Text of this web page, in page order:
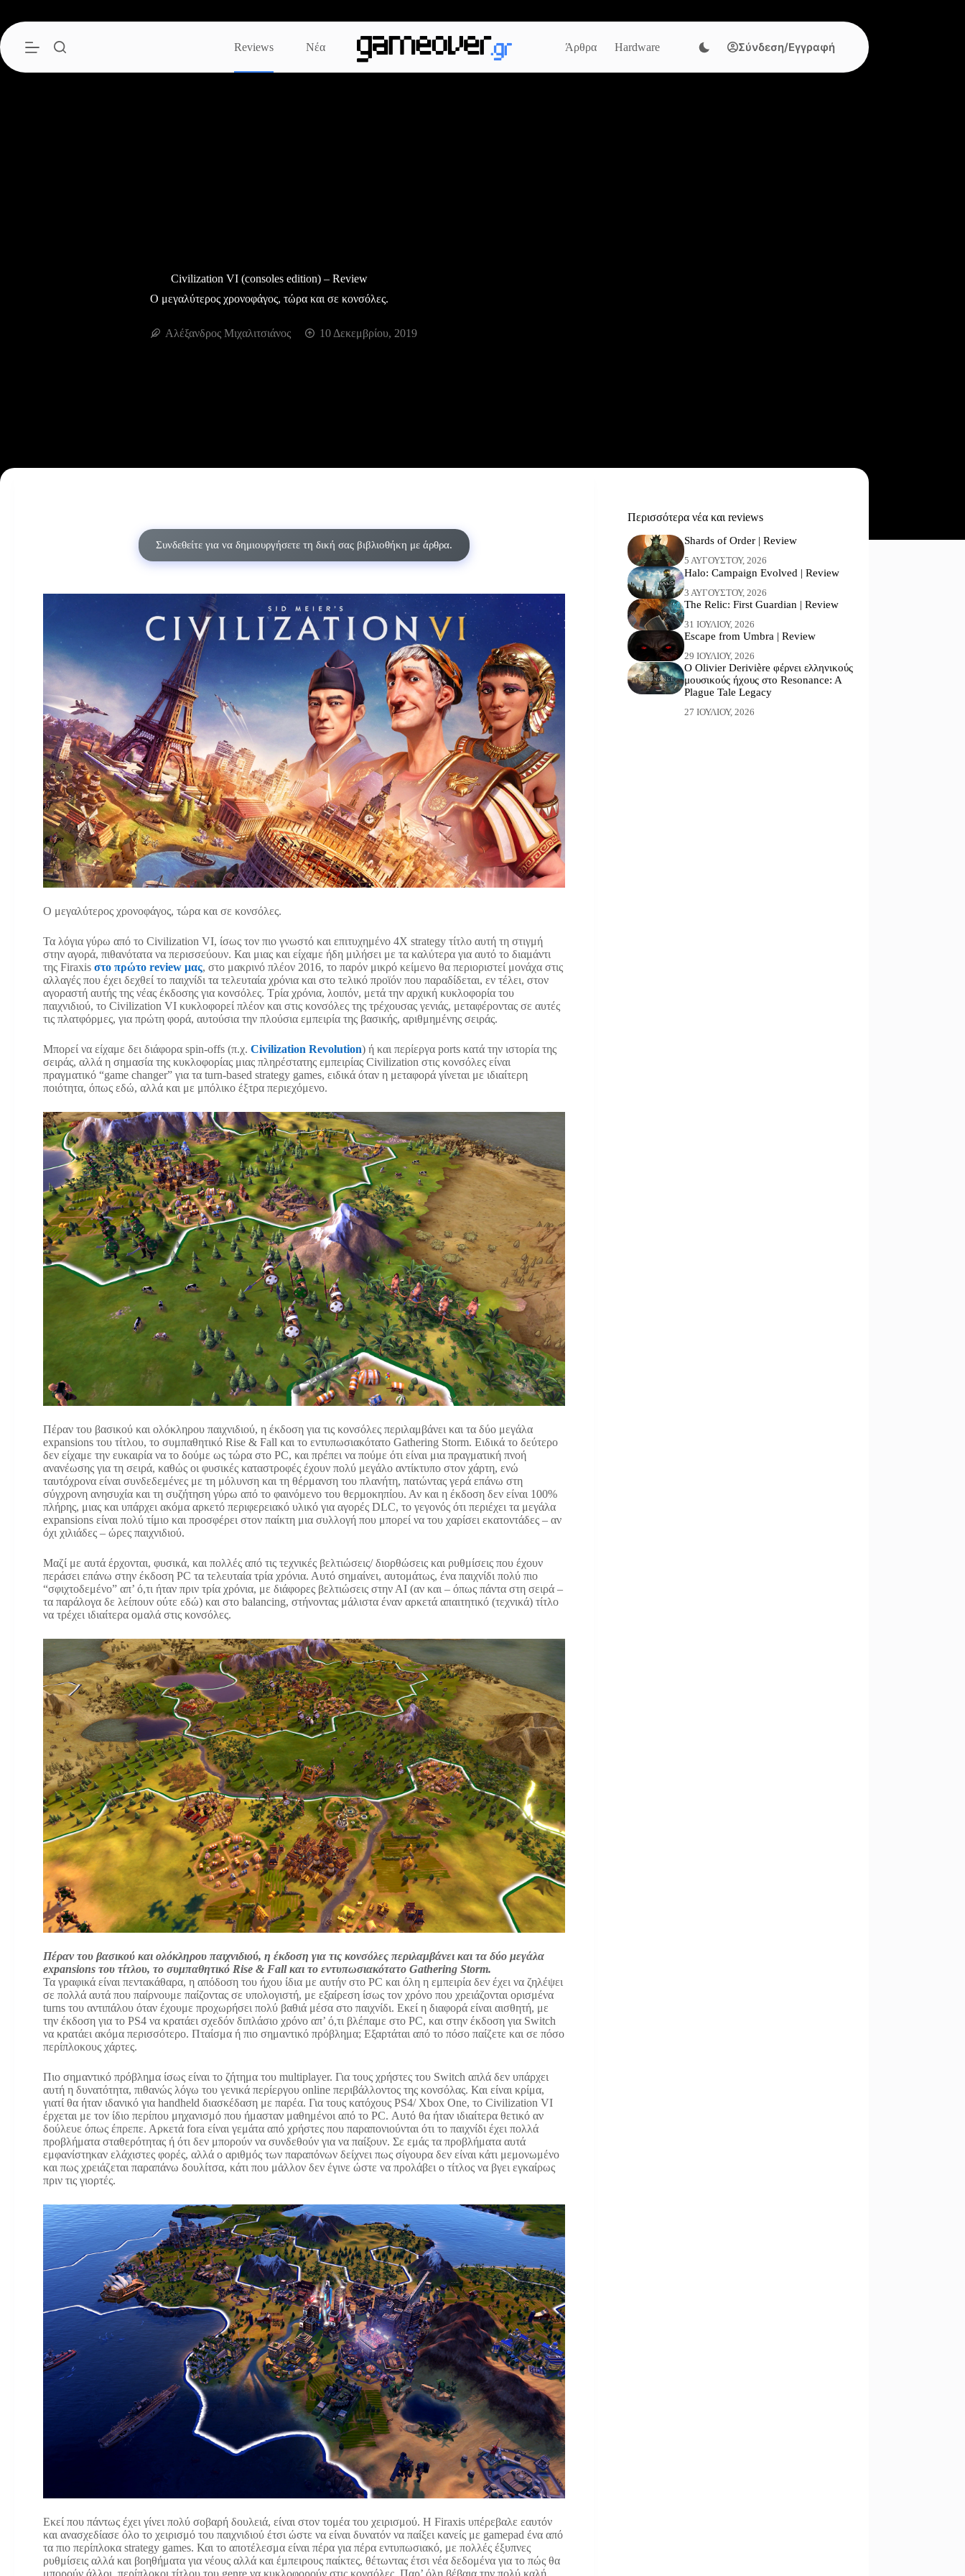
περιεχόμενο
Reviews
Νέα Άρθρα Hardware Σύνδεση/Εγγραφή
Civilization VI (consoles edition) – Review
Ο μεγαλύτερος χρονοφάγος, τώρα και σε κονσόλες.
Αλέξανδρος Μιχαλιτσιάνος 10 Δεκεμβρίου, 2019
Συνδεθείτε για να δημιουργήσετε τη δική σας βιβλιοθήκη με άρθρα.
Ο μεγαλύτερος χρονοφάγος, τώρα και σε κονσόλες.
Τα λόγια γύρω από το Civilization VI, ίσως τον πιο γνωστό και επιτυχημένο 4X strategy τίτλο αυτή τη στιγμή
στην αγορά, πιθανότατα να περισσεύουν. Και μιας και είχαμε ήδη μιλήσει με τα καλύτερα για αυτό το διαμάντι
της Firaxis στο πρώτο review μας, στο μακρινό πλέον 2016, το παρόν μικρό κείμενο θα περιοριστεί μονάχα στις
αλλαγές που έχει δεχθεί το παιχνίδι τα τελευταία χρόνια και στο τελικό προϊόν που παραδίδεται, εν τέλει, στον
αγοραστή αυτής της νέας έκδοσης για κονσόλες. Τρία χρόνια, λοιπόν, μετά την αρχική κυκλοφορία του
παιχνιδιού, το Civilization VI κυκλοφορεί πλέον και στις κονσόλες της τρέχουσας γενιάς, μεταφέροντας σε αυτές
τις πλατφόρμες, για πρώτη φορά, αυτούσια την πλούσια εμπειρία της βασικής, αριθμημένης σειράς.
Μπορεί να είχαμε δει διάφορα spin-offs (π.χ. Civilization Revolution) ή και περίεργα ports κατά την ιστορία της
σειράς, αλλά η σημασία της κυκλοφορίας μιας πληρέστατης εμπειρίας Civilization στις κονσόλες είναι
πραγματικό “game changer” για τα turn-based strategy games, ειδικά όταν η μεταφορά γίνεται με ιδιαίτερη
ποιότητα, όπως εδώ, αλλά και με μπόλικο έξτρα περιεχόμενο.
Πέραν του βασικού και ολόκληρου παιχνιδιού, η έκδοση για τις κονσόλες περιλαμβάνει και τα δύο μεγάλα
expansions του τίτλου, το συμπαθητικό Rise & Fall και το εντυπωσιακότατο Gathering Storm. Ειδικά το δεύτερο
δεν είχαμε την ευκαιρία να το δούμε ως τώρα στο PC, και πρέπει να πούμε ότι είναι μια πραγματική πνοή
ανανέωσης για τη σειρά, καθώς οι φυσικές καταστροφές έχουν πολύ μεγάλο αντίκτυπο στον χάρτη, ενώ
ταυτόχρονα είναι συνδεδεμένες με τη μόλυνση και τη θέρμανση του πλανήτη, πατώντας γερά επάνω στη
σύγχρονη ανησυχία και τη συζήτηση γύρω από το φαινόμενο του θερμοκηπίου. Αν και η έκδοση δεν είναι 100%
πλήρης, μιας και υπάρχει ακόμα αρκετό περιφερειακό υλικό για αγορές DLC, το γεγονός ότι περιέχει τα μεγάλα
expansions είναι πολύ τίμιο και προσφέρει στον παίκτη μια συλλογή που μπορεί να του χαρίσει εκατοντάδες – αν
όχι χιλιάδες – ώρες παιχνιδιού.
Μαζί με αυτά έρχονται, φυσικά, και πολλές από τις τεχνικές βελτιώσεις/ διορθώσεις και ρυθμίσεις που έχουν
περάσει επάνω στην έκδοση PC τα τελευταία τρία χρόνια. Αυτό σημαίνει, αυτομάτως, ένα παιχνίδι πολύ πιο
“σφιχτοδεμένο” απ’ ό,τι ήταν πριν τρία χρόνια, με διάφορες βελτιώσεις στην ΑΙ (αν και – όπως πάντα στη σειρά –
τα παράλογα δε λείπουν ούτε εδώ) και στο balancing, στήνοντας μάλιστα έναν αρκετά απαιτητικό (τεχνικά) τίτλο
να τρέχει ιδιαίτερα ομαλά στις κονσόλες.
Πέραν του βασικού και ολόκληρου παιχνιδιού, η έκδοση για τις κονσόλες περιλαμβάνει και τα δύο μεγάλα
expansions του τίτλου, το συμπαθητικό Rise & Fall και το εντυπωσιακότατο Gathering Storm.
Τα γραφικά είναι πεντακάθαρα, η απόδοση του ήχου ίδια με αυτήν στο PC και όλη η εμπειρία δεν έχει να ζηλέψει
σε πολλά αυτά που παίρνουμε παίζοντας σε υπολογιστή, με εξαίρεση ίσως τον χρόνο που χρειάζονται ορισμένα
turns του αντιπάλου όταν έχουμε προχωρήσει πολύ βαθιά μέσα στο παιχνίδι. Εκεί η διαφορά είναι αισθητή, με
την έκδοση για το PS4 να κρατάει σχεδόν διπλάσιο χρόνο απ’ ό,τι βλέπαμε στο PC, και στην έκδοση για Switch
να κρατάει ακόμα περισσότερο. Πταίσμα ή πιο σημαντικό πρόβλημα; Εξαρτάται από το πόσο παίζετε και σε πόσο
περίπλοκους χάρτες.
Πιο σημαντικό πρόβλημα ίσως είναι το ζήτημα του multiplayer. Για τους χρήστες του Switch απλά δεν υπάρχει
αυτή η δυνατότητα, πιθανώς λόγω του γενικά περίεργου online περιβάλλοντος της κονσόλας. Και είναι κρίμα,
γιατί θα ήταν ιδανικό για handheld διασκέδαση με παρέα. Για τους κατόχους PS4/ Xbox One, το Civilization VI
έρχεται με τον ίδιο περίπου μηχανισμό που ήμασταν μαθημένοι από το PC. Αυτό θα ήταν ιδιαίτερα θετικό αν
δούλευε όπως έπρεπε. Αρκετά fora είναι γεμάτα από χρήστες που παραπονιούνται ότι το παιχνίδι έχει πολλά
προβλήματα σταθερότητας ή ότι δεν μπορούν να συνδεθούν για να παίξουν. Σε εμάς τα προβλήματα αυτά
εμφανίστηκαν ελάχιστες φορές, αλλά ο αριθμός των παραπόνων δείχνει πως σίγουρα δεν είναι κάτι μεμονωμένο
και πως χρειάζεται παραπάνω δουλίτσα, κάτι που μάλλον δεν έγινε ώστε να προλάβει ο τίτλος να βγει εγκαίρως
πριν τις γιορτές.
Εκεί που πάντως έχει γίνει πολύ σοβαρή δουλειά, είναι στον τομέα του χειρισμού. Η Firaxis υπέρεβαλε εαυτόν
και ανασχεδίασε όλο το χειρισμό του παιχνιδιού έτσι ώστε να είναι δυνατόν να παίξει κανείς με gamepad ένα από
τα πιο περίπλοκα strategy games. Και το αποτέλεσμα είναι πέρα για πέρα εντυπωσιακό, με πολλές έξυπνες
ρυθμίσεις αλλά και βοηθήματα για νέους αλλά και έμπειρους παίκτες, θέτωντας έτσι νέα δεδομένα για το πώς θα
μπορούν άλλοι, περίπλοκοι τίτλου του genre να κυκλοφορούν στις κονσόλες. Παρ’ όλη βέβαια την πολύ καλή
Περισσότερα νέα και reviews
Shards of Order | Review
5 ΑΥΓΟΎΣΤΟΥ, 2026
Halo: Campaign Evolved | Review
3 ΑΥΓΟΎΣΤΟΥ, 2026
The Relic: First Guardian | Review
31 ΙΟΥΛΊΟΥ, 2026
Escape from Umbra | Review
29 ΙΟΥΛΊΟΥ, 2026
Ο Olivier Derivière φέρνει ελληνικούς
μουσικούς ήχους στο Resonance: A
Plague Tale Legacy
27 ΙΟΥΛΊΟΥ, 2026